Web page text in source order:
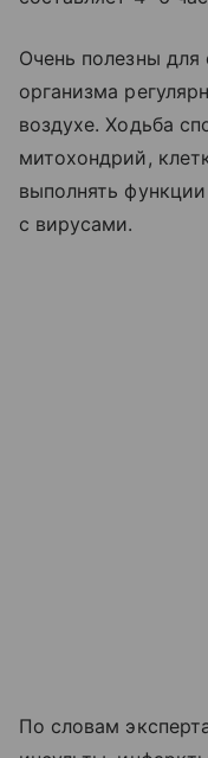
Очень полезны для
организма
воздухе.Ходьба
митохондрий,
выполнять
с вирусами.
По словам